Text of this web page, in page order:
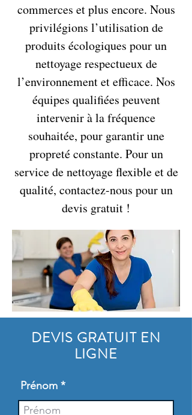
commerces et plus encore. Nous
privilégions l’utilisation de
produits écologiques pour un
nettoyage respectueux de
l’environnement et efficace. Nos
équipes qualifiées peuvent
intervenir à la fréquence
souhaitée, pour garantir une
propreté constante. Pour un
service de nettoyage flexible et de
qualité, contactez-nous pour un
devis gratuit !
DEVIS GRATUIT EN
LIGNE
Prénom